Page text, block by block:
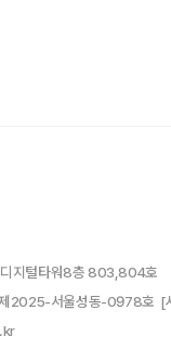
디지털타워8층 803,804호
제2025-서울성동-0978호 [